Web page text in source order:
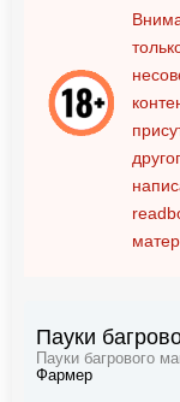
Пауки
Пауки багрового
Фармер